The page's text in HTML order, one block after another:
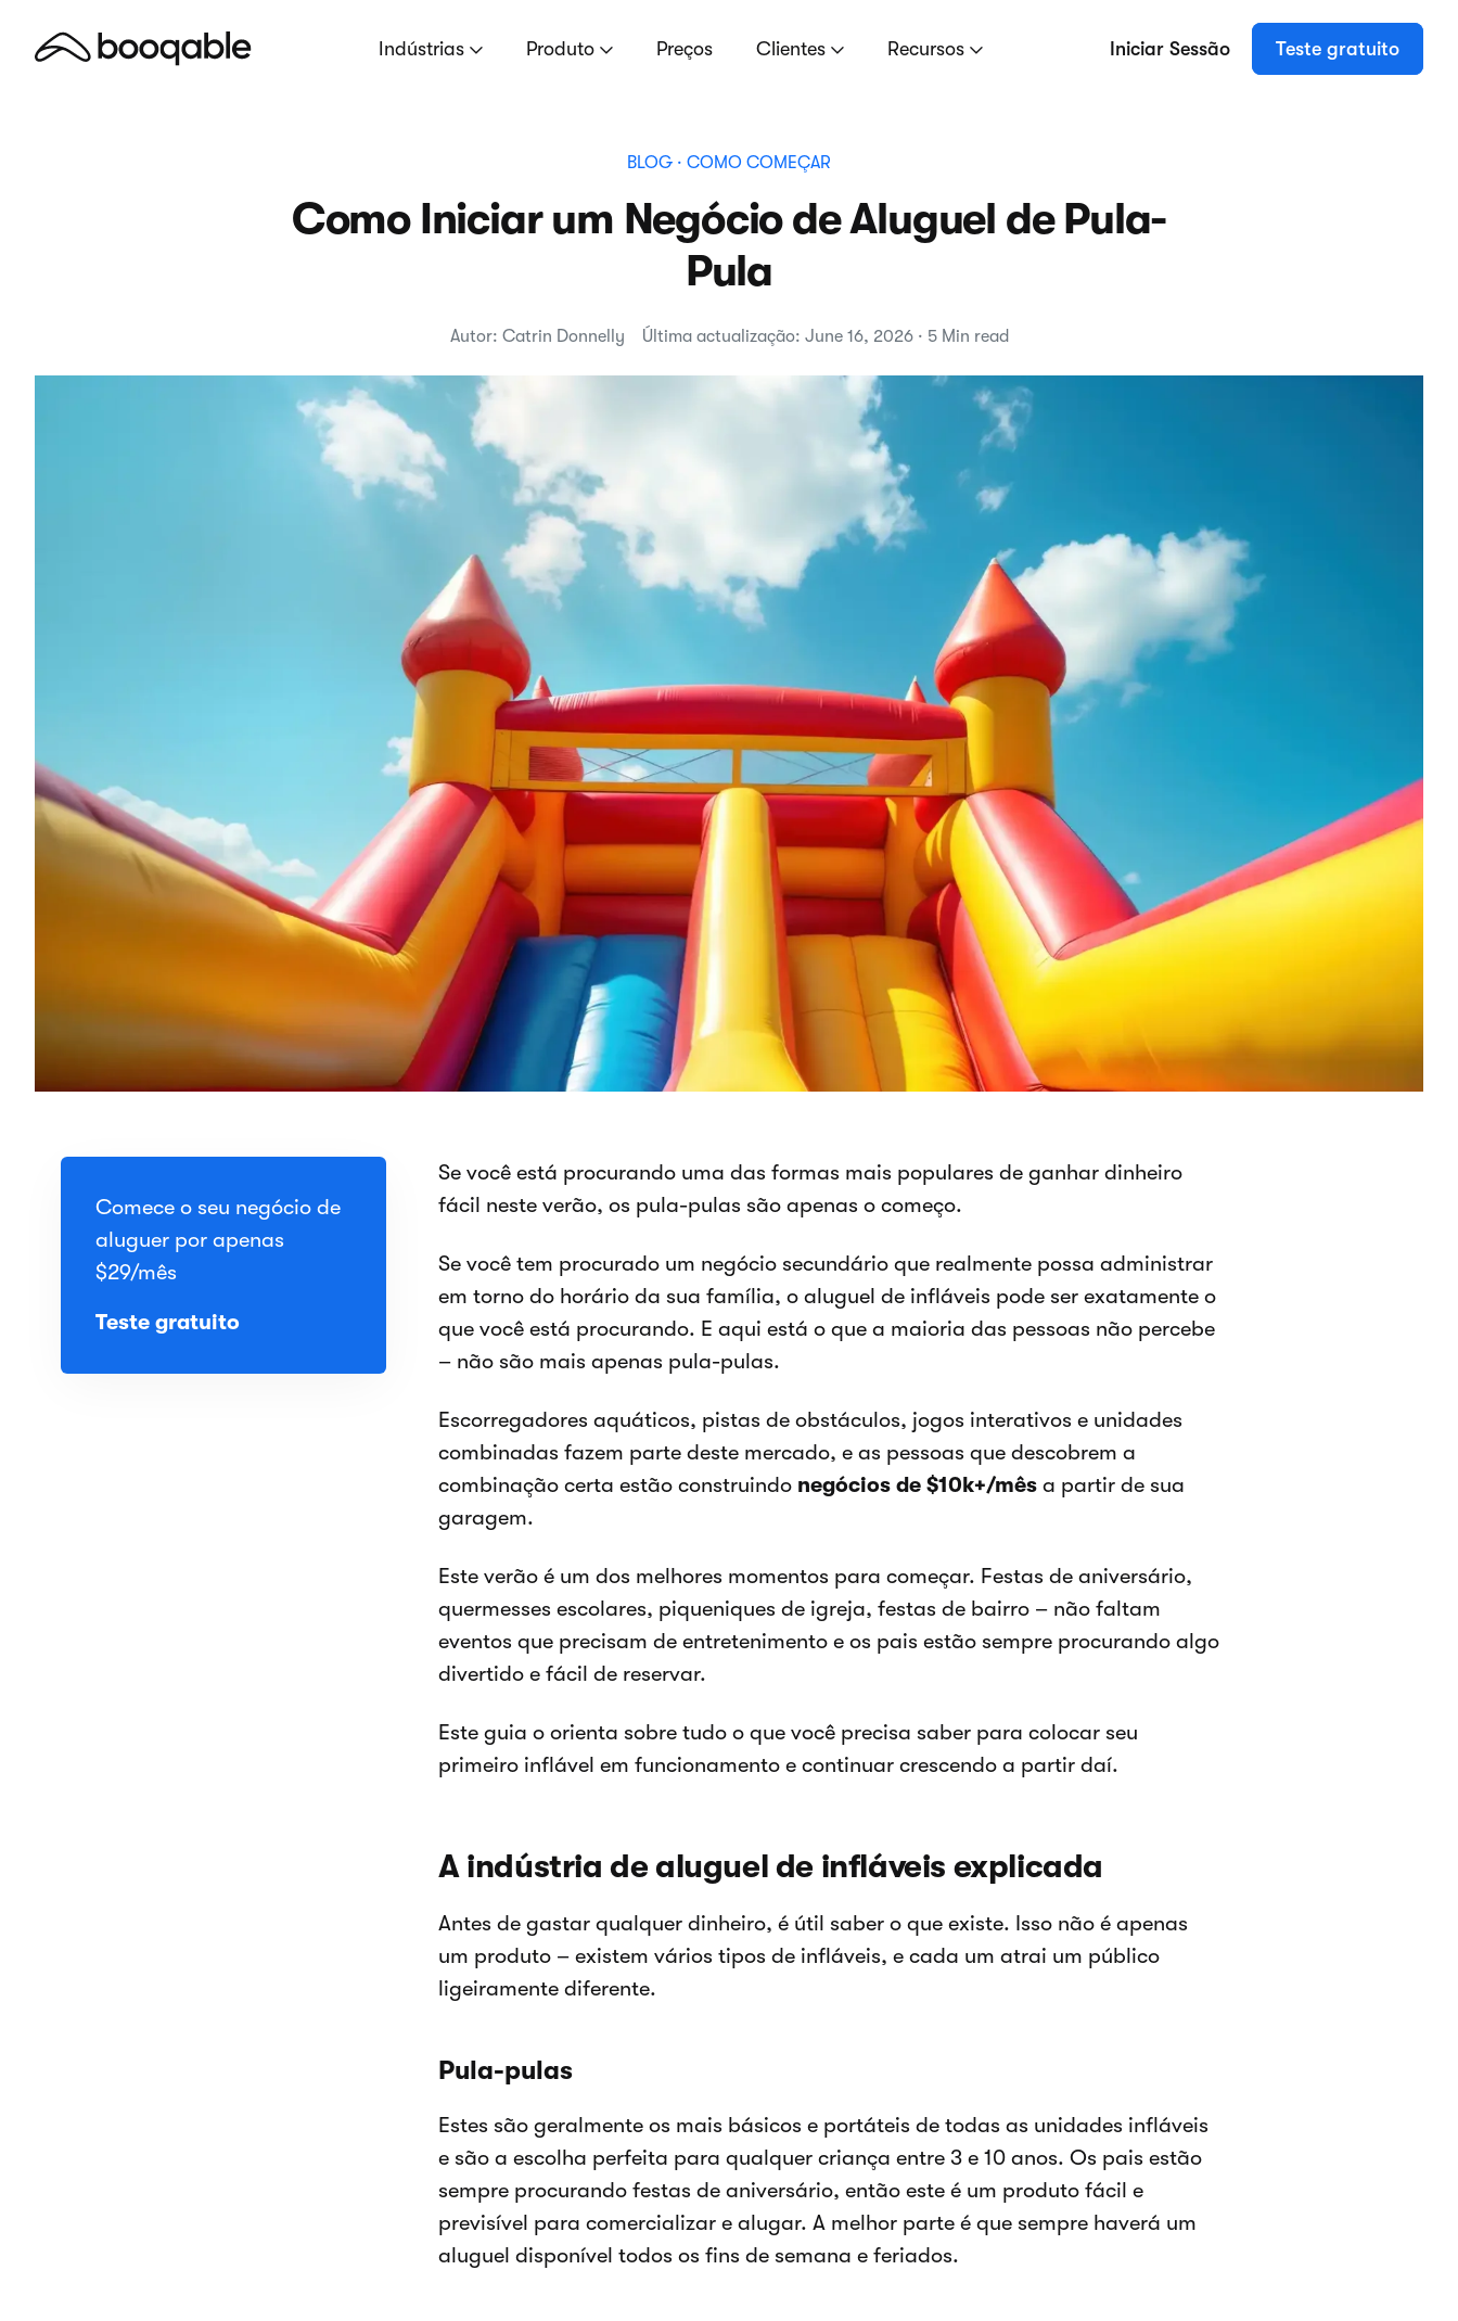
Indústrias Produto Preços Clientes Recursos Iniciar Sessão Teste gratuito
BLOG · COMO COMEÇAR
Como Iniciar um Negócio de Aluguel de Pula-
Pula
Autor: Catrin Donnelly Última actualização: June 16, 2026 · 5 Min read
Comece o seu negócio de
aluguer por apenas
$29/mês
Teste gratuito
Se você está procurando uma das formas mais populares de ganhar dinheiro
fácil neste verão, os pula-pulas são apenas o começo.
Se você tem procurado um negócio secundário que realmente possa administrar
em torno do horário da sua família, o aluguel de infláveis pode ser exatamente o
que você está procurando. E aqui está o que a maioria das pessoas não percebe
– não são mais apenas pula-pulas.
Escorregadores aquáticos, pistas de obstáculos, jogos interativos e unidades
combinadas fazem parte deste mercado, e as pessoas que descobrem a
combinação certa estão construindo negócios de $10k+/mês a partir de sua
garagem.
Este verão é um dos melhores momentos para começar. Festas de aniversário,
quermesses escolares, piqueniques de igreja, festas de bairro – não faltam
eventos que precisam de entretenimento e os pais estão sempre procurando algo
divertido e fácil de reservar.
Este guia o orienta sobre tudo o que você precisa saber para colocar seu
primeiro inflável em funcionamento e continuar crescendo a partir daí.
A indústria de aluguel de infláveis explicada
Antes de gastar qualquer dinheiro, é útil saber o que existe. Isso não é apenas
um produto – existem vários tipos de infláveis, e cada um atrai um público
ligeiramente diferente.
Pula-pulas
Estes são geralmente os mais básicos e portáteis de todas as unidades infláveis
e são a escolha perfeita para qualquer criança entre 3 e 10 anos. Os pais estão
sempre procurando festas de aniversário, então este é um produto fácil e
previsível para comercializar e alugar. A melhor parte é que sempre haverá um
aluguel disponível todos os fins de semana e feriados.